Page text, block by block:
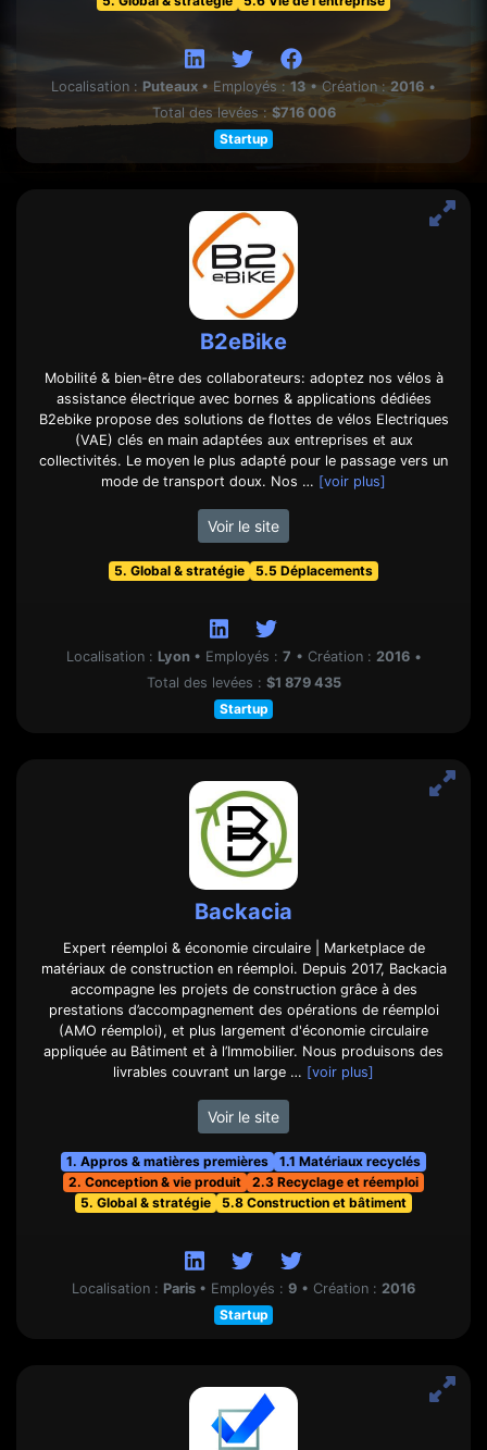
Localisation : Puteaux • Employés : 13 •Création :2016 •
Total des levées : $716 006
Startup
B2eBike
Mobilité & bien-être des collaborateurs: adoptez nos vélos à
assistance électrique avec bornes & applications dédiées
B2ebike propose des solutions de flottes de vélos Electriques
(VAE) clés en main adaptées aux entreprises et aux
collectivités. Le moyen le plus adapté pour le passage vers un
mode de transport doux. Nos … [voir plus]
Voir le site
5. Global & stratégie 5.5 Déplacements
Localisation : Lyon • Employés : 7 • Création : 2016 •
Total des levées : $1 879 435
Startup
Backacia
Expert réemploi & économie circulaire | Marketplace de
matériaux de construction en réemploi. Depuis 2017, Backacia
accompagne les projets de construction grâce à des
prestations d’accompagnement des opérations de réemploi
(AMO réemploi), et plus largement d'économie circulaire
appliquée au Bâtiment et à l’Immobilier. Nous produisons des
livrables couvrant un large … [voir plus]
Voir le site
1. Appros & matières premières
1.1 Matériaux recyclés
2. Conception & vie produit
2.3 Recyclage et réemploi
5. Global & stratégie
5.8 Construction et bâtiment
Localisation : Paris • Employés : 9 • Création : 2016
Startup